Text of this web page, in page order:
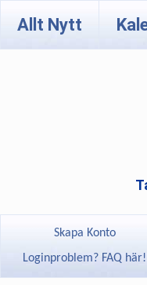
Allt Nytt
Skapa Konto
Loginproblem? FAQ här!